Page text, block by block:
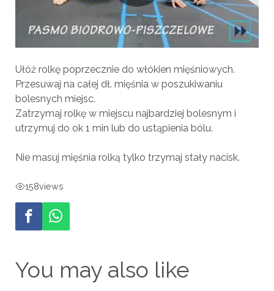
Ułóż rolkę poprzecznie do włókien mięśniowych.
Przesuwaj na całej dł. mięśnia w poszukiwaniu
bolesnych miejsc.
Zatrzymaj rolkę w miejscu najbardziej bolesnym i
utrzymuj do ok 1 min lub do ustąpienia bólu.
Nie masuj mięśnia rolką tylko trzymaj stały nacisk.
158views
You may also like